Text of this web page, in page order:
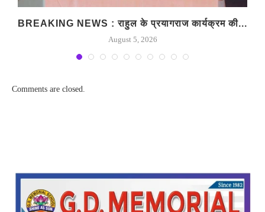
BREAKING NEWS : राहुल के प्रयागराज कार्यक्रम की...
August 5, 2026
Comments are closed.